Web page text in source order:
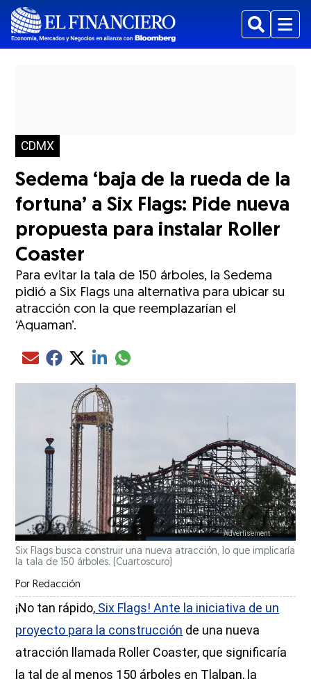
BuscarMenu
CDMX
Sedema ‘baja de la rueda de la
fortuna’ a Six Flags: Pide nueva
propuesta para instalar Roller
Coaster
Para evitar la tala de 150 árboles, la Sedema
pidió a Six Flags una alternativa para ubicar su
atracción con la que reemplazarían el
‘Aquaman’.
Compartir el artículo actual mediante Email
Compartir el artículo actual mediante Facebook
Compartir el artículo actual mediante Twitter
Compartir el artículo actual mediante LinkedIn
Compartir el artículo actual mediante
Six Flags busca construir una nueva atracción, lo que implicaría
la tala de 150 árboles.
(Cuartoscuro)
Por Redacción
¡No tan rápido, Six Flags! Ante la iniciativa de un
proyecto para la construcción de una nueva
atracción llamada Roller Coaster, que significaría
la tal de al menos 150 árboles en Tlalpan, la